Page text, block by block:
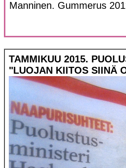
Manninen. Gummerus
TAMMIKUU 2015.
"LUOJAN KIITOS SIINÄ